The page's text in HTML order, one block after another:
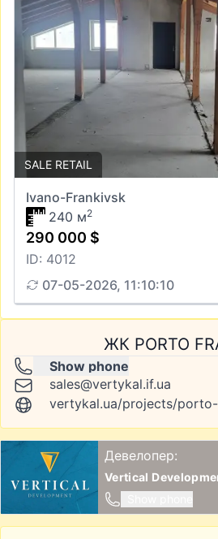
SALE RETAIL
Ivano-Frankivsk
240 м2
290 000 $
ID: 4012
07-05-2026, 11:10:10
ЖК PORTO
Show phone
sales@vertykal.if.ua
vertykal.ua/projects/
Девелопер:
Vertical